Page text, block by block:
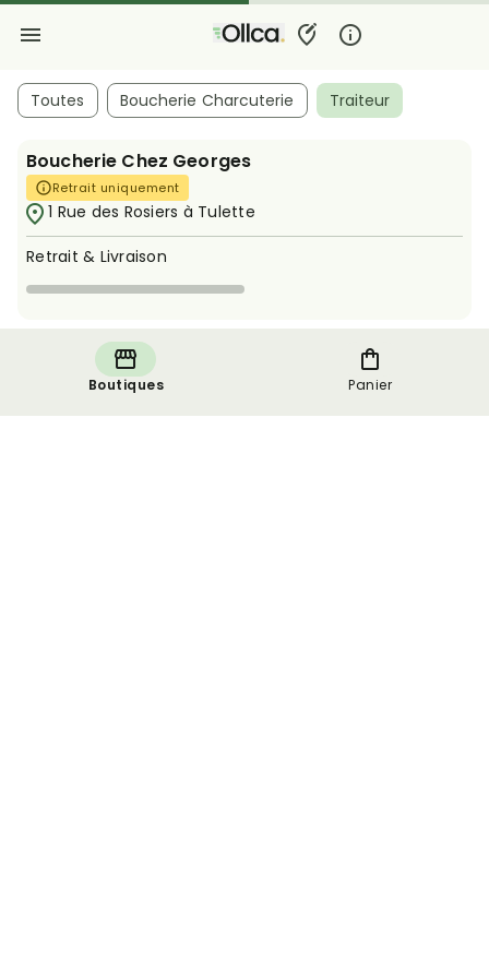
Toutes Boucherie Charcuterie Traiteur
Boucherie Chez Georges
Retrait uniquement
1 Rue des Rosiers à Tulette
Retrait & Livraison
Boutiques Panier